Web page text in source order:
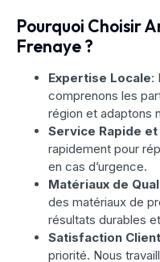
Pourquoi Choisir
Frenaye ?
Expertise Locale:
comprenons les
région et adaptons
Service Rapide et
rapidement pour
en cas d’urgence.
Matériaux de
des matériaux de
résultats durables
Satisfaction Client
priorité. Nous